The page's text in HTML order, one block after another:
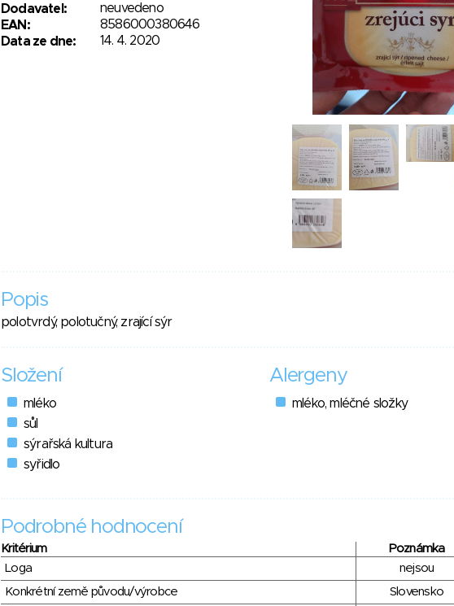
Dodavatel:
neuvedeno
EAN:
8586000380646
Data ze dne:
14. 4. 2020
Popis
polotvrdý, polotučný, zrající sýr
Složení
mléko
sůl
sýrařská kultura
syřidlo
Alergeny
mléko, mléčné složky
Podrobné hodnocení
Kritérium Poznámka
Loga
nejsou
Konkrétní země původu/výrobce
Slovensko